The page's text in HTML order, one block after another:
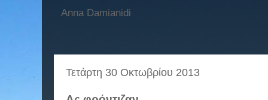
Anna Damianidi
Τετάρτη 30 Οκτωβρίου 2013